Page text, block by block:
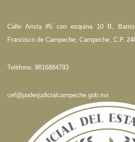
Calle Arista #5 con esquina 10 B,
Francisco de Campeche, Campeche, C.P.
Teléfono: 9816884793
cef@poderjudicialcampeche.gob.mx